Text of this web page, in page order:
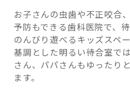
お子さんの虫歯や不正咬合
予防もできる歯科医院で、
のんびり遊べるキッズスペ
基調とした明るい待合室で
さん、パパさんもゆったり
ます。